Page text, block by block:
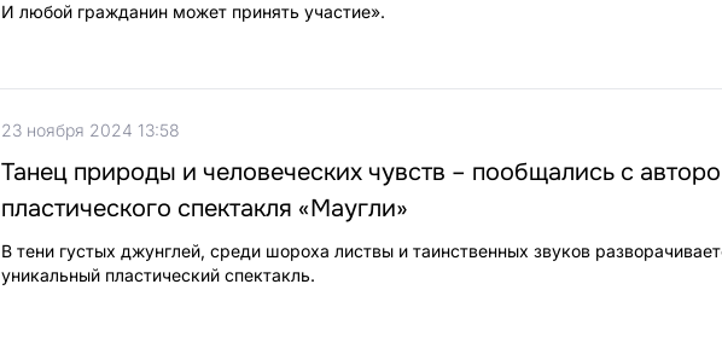
И любой гражданин может принять участие».
23 ноября 2024 13:58
Танец природы и человеческих чувств – пообщались с
пластического спектакля «Маугли»
В тени густых джунглей, среди шороха листвы и таинственных звуков
уникальный пластический спектакль.